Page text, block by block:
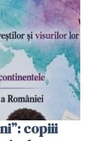
copiii